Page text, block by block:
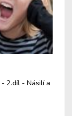
- 2.díl - Násilí a